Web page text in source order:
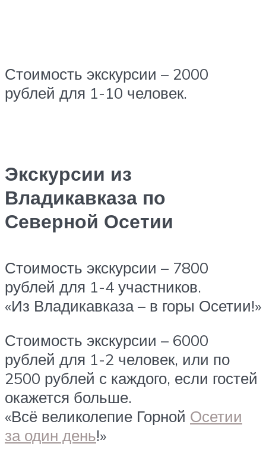
Стоимость экскурсии – 2000
рублей для 1-10 человек.
Экскурсии из
Владикавказа по
Северной Осетии
Стоимость экскурсии – 7800
рублей для 1-4 участников.
«Из Владикавказа – в горы Осетии!»
Стоимость экскурсии – 6000
рублей для 1-2 человек, или по
2500 рублей с каждого, если гостей
окажется больше.
«Всё великолепие Горной Осетии
за один день!»